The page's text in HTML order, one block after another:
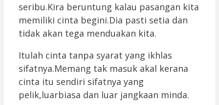
seribu.Kira beruntung kalau pasangan kita
memiliki cinta begini.Dia pasti setia dan
tidak akan tega menduakan kita.
Itulah cinta tanpa syarat yang ikhlas
sifatnya.Memang tak masuk akal kerana
cinta itu sendiri sifatnya yang
pelik,luarbiasa dan luar jangkaan minda.